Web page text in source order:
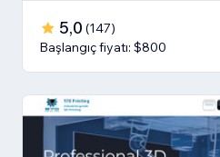
5,0 (147)
Başlangıç fiyatı: $800